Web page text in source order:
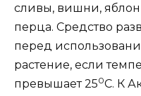
сливы, вишни,
перца. Средство
перед
растение, если
превышает 250С. К